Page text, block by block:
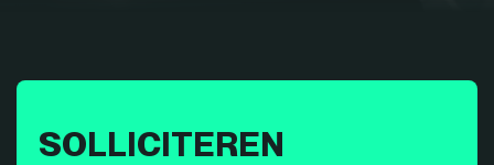
SOLLICITEREN